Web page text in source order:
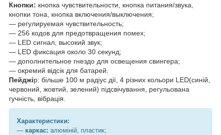
Кнопки: кнопка чувствительности, кнопка питания/звука,
кнопки тона, кнопка включения/выключения;
— регулируемая чувствительность;
— 256 кодов для предотвращения помех;
— LED сигнал, высокий звук;
— LED фиксация около 30 секунд;
— дополнительное гнездо для освещения свингера;
— окремий відсік для батарей.
Пейджір: більше 100 м радіус дії, 4 різних кольори LED(синій,
червоний, жовтий, зелений) підсвічування, регульована
гучність, вібрація.
Характеристики:
— каркас: алюміній, пластик;